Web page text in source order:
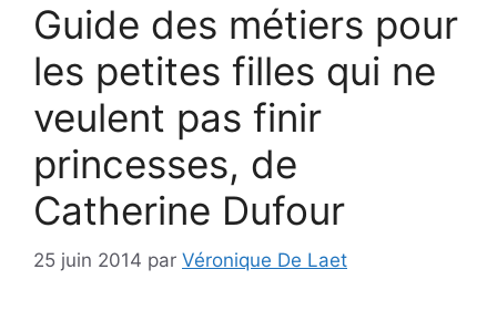
Guide des métiers pour
les petites filles qui ne
veulent pas finir
princesses, de
Catherine Dufour
25 juin 2014 par Véronique De Laet